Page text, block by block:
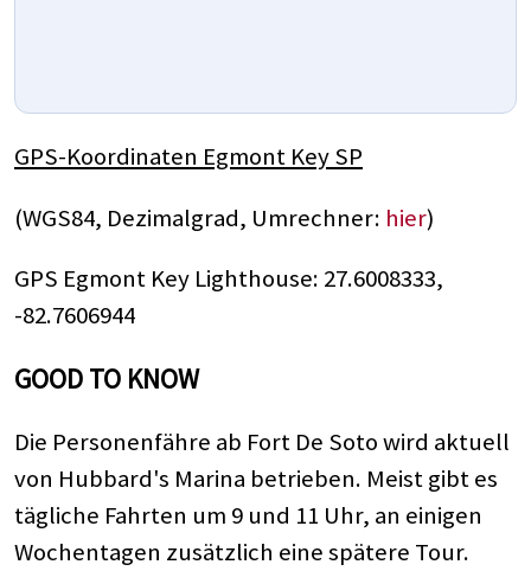
GPS-Koordinaten Egmont Key SP
(WGS84, Dezimalgrad, Umrechner: hier)
GPS Egmont Key Lighthouse: 27.6008333,
-82.7606944
GOOD TO KNOW
Die Personenfähre ab Fort De Soto wird aktuell
von Hubbard's Marina betrieben. Meist gibt es
tägliche Fahrten um 9 und 11 Uhr, an einigen
Wochentagen zusätzlich eine spätere Tour.